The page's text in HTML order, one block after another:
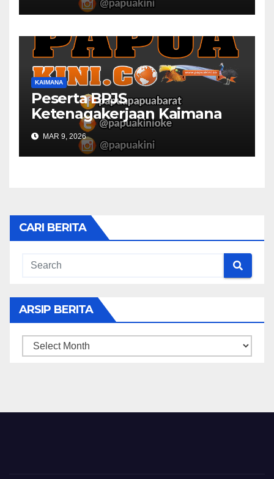
KAIMANA
Peserta BPJS
Ketenagakerjaan Kaimana
Berkurang 53 Persen di 2026
MAR 9, 2026
CARI BERITA
ARSIP BERITA
ARSIP